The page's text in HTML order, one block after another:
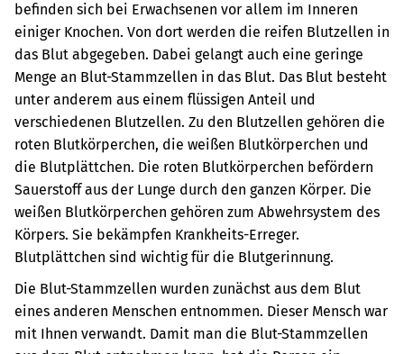
befinden sich bei Erwachsenen vor allem im Inneren
einiger Knochen. Von dort werden die reifen Blutzellen in
das Blut abgegeben. Dabei gelangt auch eine geringe
Menge an Blut-Stammzellen in das Blut. Das Blut besteht
unter anderem aus einem flüssigen Anteil und
verschiedenen Blutzellen. Zu den Blutzellen gehören die
roten Blutkörperchen, die weißen Blutkörperchen und
die Blutplättchen. Die roten Blutkörperchen befördern
Sauerstoff aus der Lunge durch den ganzen Körper. Die
weißen Blutkörperchen gehören zum Abwehrsystem des
Körpers. Sie bekämpfen Krankheits-Erreger.
Blutplättchen sind wichtig für die Blutgerinnung.
Die Blut-Stammzellen wurden zunächst aus dem Blut
eines anderen Menschen entnommen. Dieser Mensch war
mit Ihnen verwandt. Damit man die Blut-Stammzellen